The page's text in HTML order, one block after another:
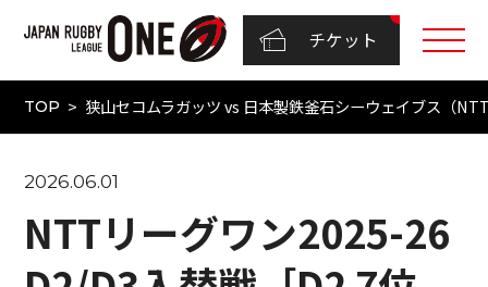
チケット
TOP 狭山セコムラガッツ vs 日本製鉄釜石シーウェイブス（
2026.06.01
NTTリーグワン2025-26